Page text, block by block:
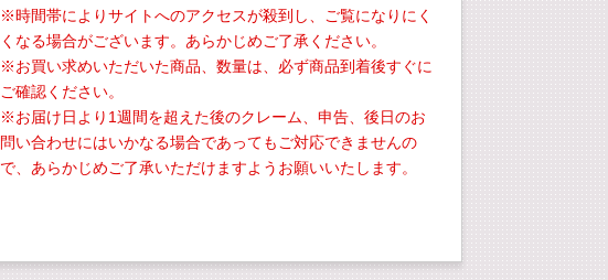
※時間帯によりサイトへのアクセスが殺到し、ご覧になりにく
くなる場合がございます。あらかじめご了承ください。
※お買い求めいただいた商品、数量は、必ず商品到着後すぐに
ご確認ください。
※お届け日より1週間を超えた後のクレーム、申告、後日のお
問い合わせにはいかなる場合であってもご対応できませんの
で、あらかじめご了承いただけますようお願いいたします。